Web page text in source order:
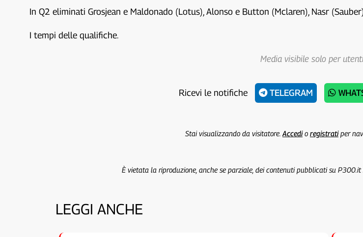
In Q2 eliminati Grosjean e Maldonado (Lotus), Alonso e Button (Mclaren), Nasr
I tempi delle qualifiche.
Media visibile solo per
Ricevi le notifiche TELEGRAM
Stai visualizzando da visitatore. Accedio registratiper
È vietata la riproduzione, anche se parziale, dei contenuti pubblicati su
LEGGI ANCHE